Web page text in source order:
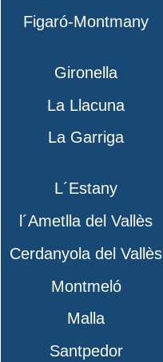
Figaró-Montmany
Gironella
La Llacuna
La Garriga
L´Estany
l´Ametlla del Vallès
Cerdanyola del Vallès
Montmeló
Malla
Santpedor